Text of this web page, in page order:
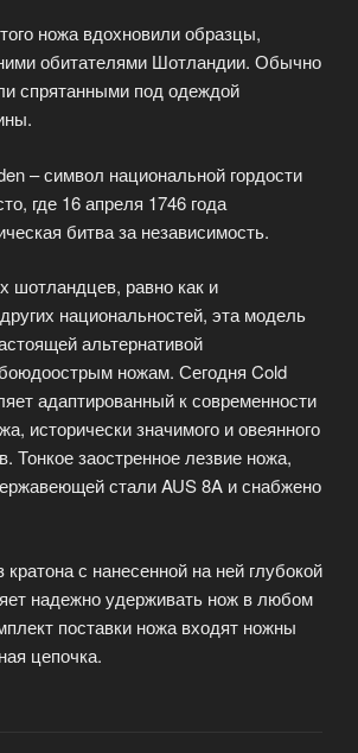
ножа вдохновили образцы,
обитателями Шотландии. Обычно
спрятанными под одеждой
– символ национальной гордости
где 16 апреля 1746 года
битва за независимость.
шотландцев, равно как и
национальностей, эта модель
альтернативой
ножам. Сегодня Cold
адаптированный к современности
исторически значимого и овеянного
Тонкое заостренное лезвие ножа,
стали AUS 8A и снабжено
кратона с нанесенной на ней глубокой
надежно удерживать нож в любом
поставки ножа входят ножны
цепочка.